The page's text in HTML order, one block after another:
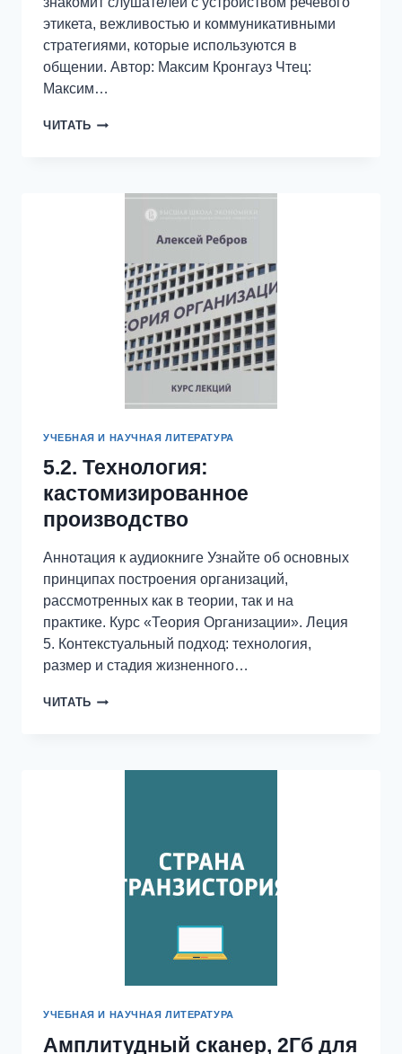
этикета, вежливостью и коммуникативными
стратегиями, которые используются в
общении. Автор: Максим Кронгауз Чтец:
Максим…
ЧИТАТЬ 1.2
ЗАЧЕМ
УЧЕБНАЯ И НАУЧНАЯ ЛИТЕРАТУРА
5.2. Технология:
кастомизированное
производство
Аннотация к аудиокниге Узнайте об основных
принципах построения организаций,
рассмотренных как в теории, так и на
практике. Курс «Теория Организации». Леция
5. Контекстуальный подход: технология,
размер и стадия жизненного…
ЧИТАТЬ 5.2.
УЧЕБНАЯ И НАУЧНАЯ ЛИТЕРАТУРА
Амплитудный сканер, 2Гб для